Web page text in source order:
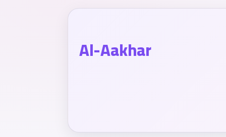
Al-Aakhar